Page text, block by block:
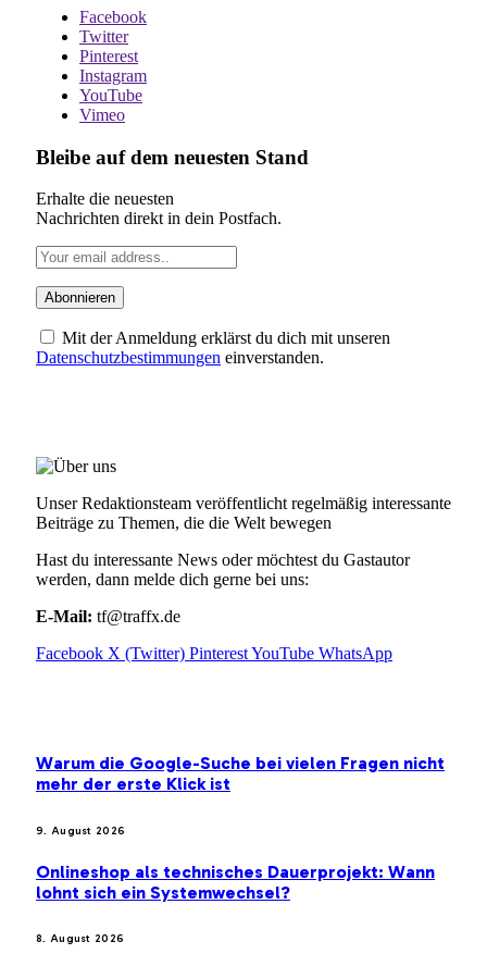
Facebook
Twitter
Pinterest
Instagram
YouTube
Vimeo
Bleibe auf dem neuesten Stand
Erhalte die neuesten
Nachrichten direkt in dein Postfach.
Mit der Anmeldung erklärst du dich mit unseren
Datenschutzbestimmungen einverstanden.
Unser Redaktionsteam veröffentlicht regelmäßig interessante
Beiträge zu Themen, die die Welt bewegen
Hast du interessante News oder möchtest du Gastautor
werden, dann melde dich gerne bei uns:
E-Mail: tf@traffx.de
Facebook X (Twitter) PinterestYouTube WhatsApp
Warum die Google-Suche bei vielen Fragen nicht
mehr der erste Klick ist
9. August 2026
Onlineshop als technisches Dauerprojekt: Wann
lohnt sich ein Systemwechsel?
8. August 2026